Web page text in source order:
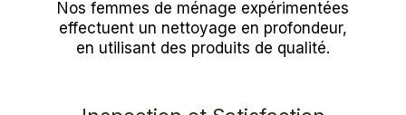
Nos femmes de ménage expérimentées
effectuent un nettoyage en profondeur,
en utilisant des produits de qualité.